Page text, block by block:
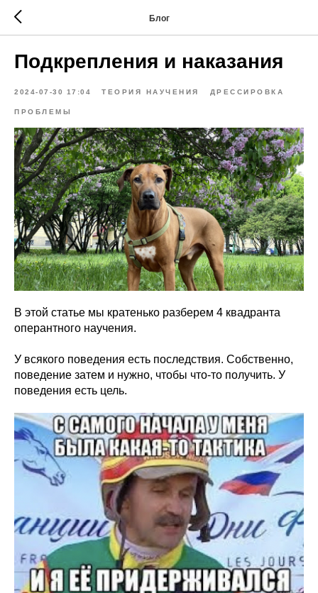
Блог
Подкрепления и наказания
2024-07-30 17:04 ТЕОРИЯ НАУЧЕНИЯ ДРЕССИРОВКА
ПРОБЛЕМЫ
В этой статье мы кратенько разберем 4 квадранта
оперантного научения.
У всякого поведения есть последствия. Собственно,
поведение затем и нужно, чтобы что-то получить. У
поведения есть цель.